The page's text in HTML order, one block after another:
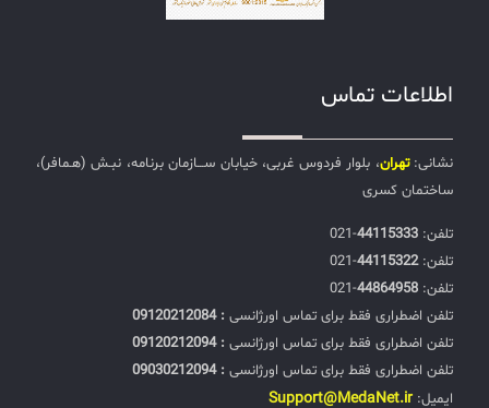
اطلاعات تماس
نشانی:تهران، بلوار فردوس غربی، خیابان ســـازمان برنامه، نبـش (هـمافر)،
ساختمان کسری
تلفن:‌ 44115333
-021
تلفن:‌44115322
-021
تلفن:‌ 44864958
-021
تلفن اضطراری فقط برای تماس اورژانسی : 09120212084
تلفن اضطراری فقط برای تماس اورژانسی : 09120212094
تلفن اضطراری فقط برای تماس اورژانسی : 09030212094
ایمیل: Support@MedaNet.ir